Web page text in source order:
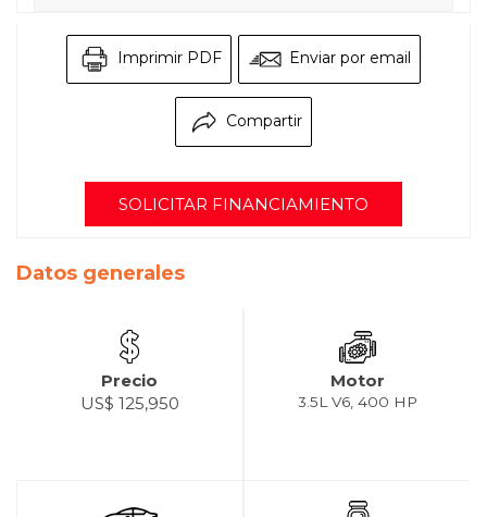
Imprimir PDF Enviar por email
Compartir
SOLICITAR FINANCIAMIENTO
Datos generales
Precio
US$ 125,950
Motor
3.5L V6, 400 HP